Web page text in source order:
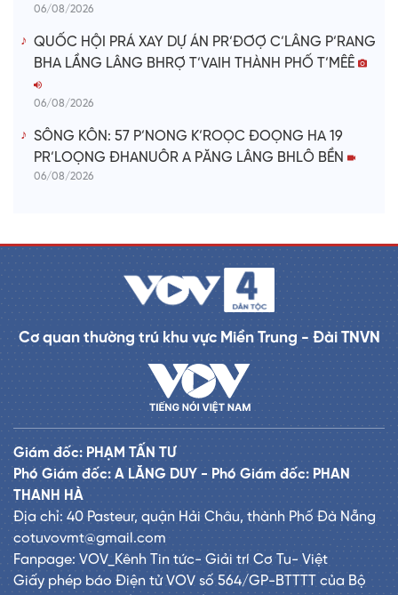
06/08/2026
QUỐC HỘI PRÁ XAY DỰ ÁN PR’ĐƠỢ C’LÂNG P’RANG
BHA LẦNG LÂNG BHRỢ T’VAIH THÀNH PHỐ T’MÊÊ
06/08/2026
SÔNG KÔN: 57 P’NONG K’ROỌC ĐOỌNG HA 19
PR’LOỌNG ĐHANUÔR A PĂNG LÂNG BHLÔ BỀN
06/08/2026
Cơ quan thường trú khu vực Miền Trung - Đài TNVN
Giám đốc: PHẠM TẤN TƯ
Phó Giám đốc: A LĂNG DUY - Phó Giám đốc: PHAN
THANH HÀ
Địa chỉ: 40 Pasteur, quận Hải Châu, thành Phố Đà Nẵng
cotuvovmt@gmail.com
Fanpage: VOV_Kênh Tin tức- Giải trí Cơ Tu- Việt
Giấy phép báo Điện tử VOV số 564/GP-BTTTT của Bộ